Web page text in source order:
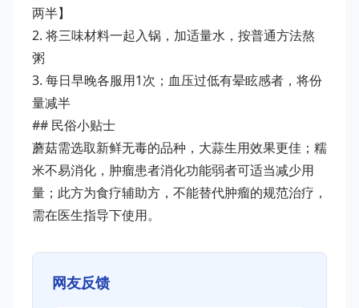
两半】
2. 将三味材料一起入锅，加适量水，按普通方法熬
粥
3. 每日早晚各服用1次；血压过低有晕眩感者，将份
量减半
## 民俗小贴士
蘑菇需选取新鲜无毒的品种，大蒜生用效果更佳；糯
米不易消化，肿瘤患者消化功能弱者可适当减少用
量；此方为食疗辅助方，不能替代肿瘤的规范治疗，
需在医生指导下使用。
网友反馈